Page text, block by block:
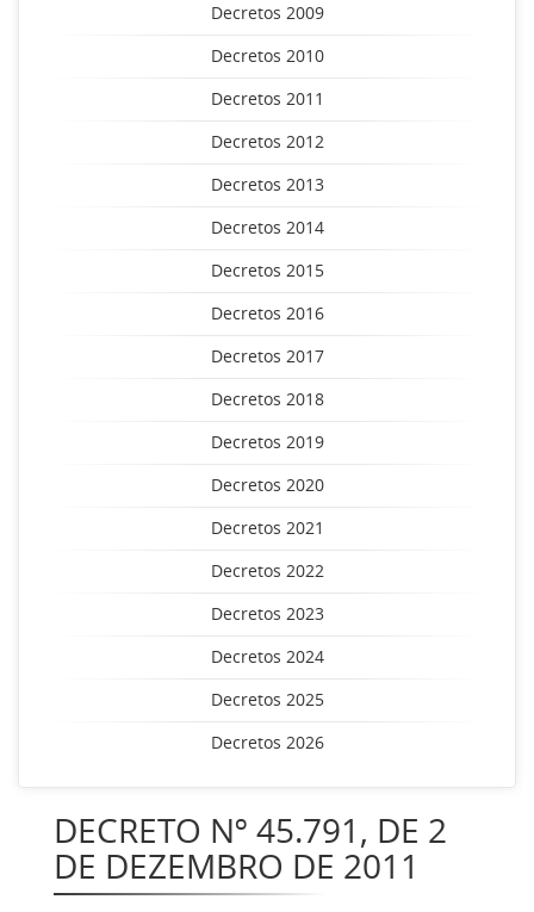
Decretos 2009
Decretos 2010
Decretos 2011
Decretos 2012
Decretos 2013
Decretos 2014
Decretos 2015
Decretos 2016
Decretos 2017
Decretos 2018
Decretos 2019
Decretos 2020
Decretos 2021
Decretos 2022
Decretos 2023
Decretos 2024
Decretos 2025
Decretos 2026
DECRETO Nº 45.791, DE 2
DE DEZEMBRO DE 2011